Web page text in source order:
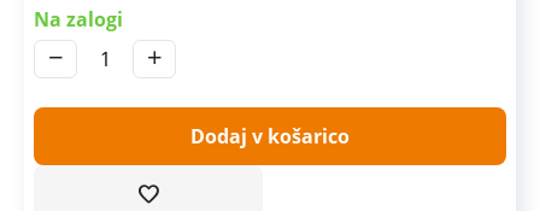
Na zalogi
+
−
Dodaj v košarico